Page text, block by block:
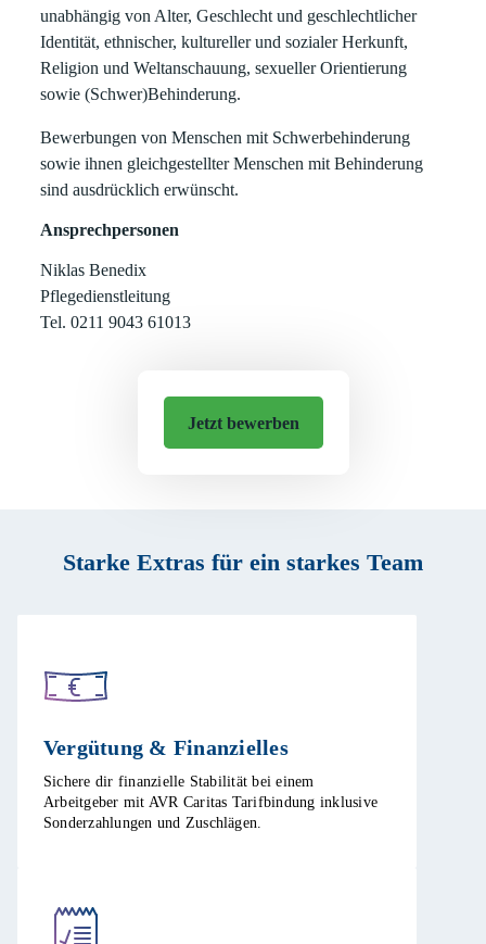
unabhängig von Alter, Geschlecht und geschlechtlicher
Identität, ethnischer, kultureller und sozialer Herkunft,
Religion und Weltanschauung, sexueller Orientierung
sowie (Schwer)Behinderung.
Bewerbungen von Menschen mit Schwerbehinderung
sowie ihnen gleichgestellter Menschen mit Behinderung
sind ausdrücklich erwünscht.
Ansprechpersonen
Niklas Benedix
Pflegedienstleitung
Tel. 0211 9043 61013
Jetzt bewerben
Starke Extras für ein starkes Team
Vergütung & Finanzielles​
Sichere dir finanzielle Stabilität bei einem
Arbeitgeber mit AVR Caritas Tarifbindung inklusive
Sonderzahlungen und Zuschlägen.​